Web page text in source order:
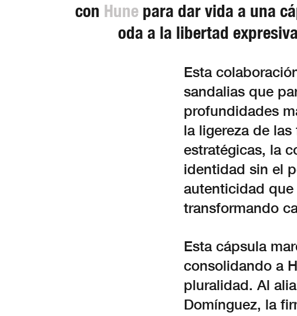
con Hunepara dar vida a una
oda a la libertad
Esta
sandalias que
profundidades
la ligereza de
estratégicas, la
identidad sin el
autenticidad que
transformando
Esta cápsula
consolidando a
pluralidad. Al
Domínguez, la